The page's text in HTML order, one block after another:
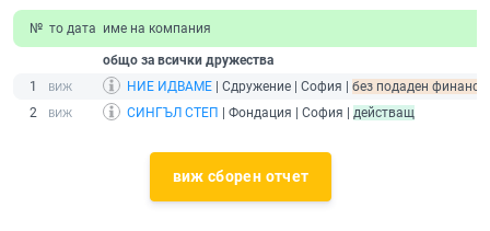
№ то дата име на компания
общо за всички дружества
1
НИЕ ИДВАМЕ | Сдружение | София | без подаден
2
СИНГЪЛ СТЕП | Фондация | София | действащ
виж сборен отчет